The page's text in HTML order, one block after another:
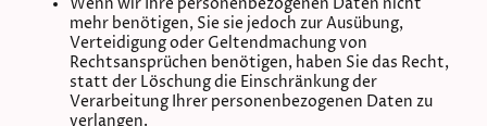
Wenn wir Ihre personenbezogenen Daten nicht
mehr benötigen, Sie sie jedoch zur Ausübung,
Verteidigung oder Geltendmachung von
Rechtsansprüchen benötigen, haben Sie das Recht,
statt der Löschung die Einschränkung der
Verarbeitung Ihrer personenbezogenen Daten zu
verlangen.